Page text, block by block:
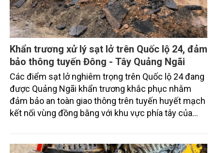
Khẩn trương xử lý sạt lở trên Quốc lộ 24, đảm
bảo thông tuyến Đông - Tây Quảng Ngãi
Các điểm sạt lở nghiêm trọng trên Quốc lộ 24 đang
được Quảng Ngãi khẩn trương khắc phục nhằm
đảm bảo an toàn giao thông trên tuyến huyết mạch
kết nối vùng đồng bằng với khu vực phía tây của